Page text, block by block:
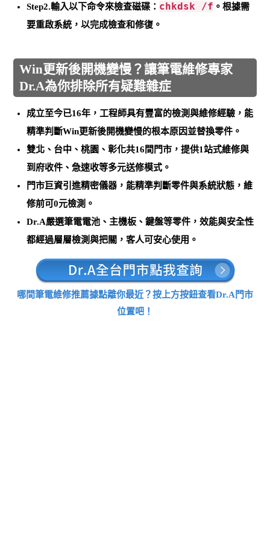
Step2.輸入以下命令來檢查磁碟： chkdsk /f 。根據需
要重啟系統 ，以完成檢查和修復。
Win更新後開機變慢？讓筆電維修專家
Dr.A為你排除所有疑難雜症
成立至今已16年，工程師具有豐富的檢測與維修經驗，能
精準判斷Win更新後開機變慢的根本原因並替換零件 。
雙北、台中、桃園、彰化共16間門市，提供1站式維修與
到府收件、急速收等多元送修模式。
門市巨資引進精密儀器，能精準判斷零件與系統狀態，維
修前可0元檢測 。
Dr.A嚴選筆電電池、主機板、鍵盤等零件，效能與安全性
都經過層層檢測與把關，客人可安心使用。
哪間筆電維修推薦據點離你最近？按上方按鈕查看Dr.A門市
位置吧！